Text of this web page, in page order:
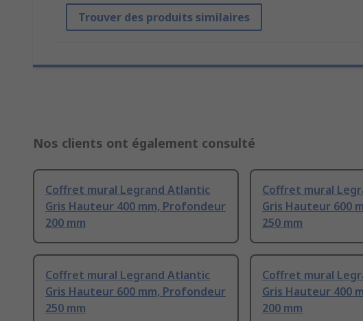
Trouver des produits similaires
Nos clients ont également consulté
Coffret mural Legrand Atlantic
Gris Hauteur 400 mm, Profondeur
200 mm
Coffret mural
Gris Hauteur 600
250 mm
Coffret mural Legrand Atlantic
Gris Hauteur 600 mm, Profondeur
250 mm
Coffret mural
Gris Hauteur 400
200 mm